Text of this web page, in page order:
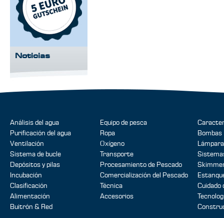
Noticias
Análisis del agua
Purificación del agua
Ventilación
Sistema de bucle
Depósitos y pilas
Incubación
Clasificación
Alimentación
Buitrón & Red
Equipo de pesca
Ropa
Oxígeno
Transporte
Procesamiento de Pescado
Comercialización del Pescado
Técnica
Accesorios
Bombas
Cuidado